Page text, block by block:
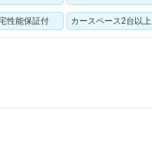
性能保証付 カースペース2台以上